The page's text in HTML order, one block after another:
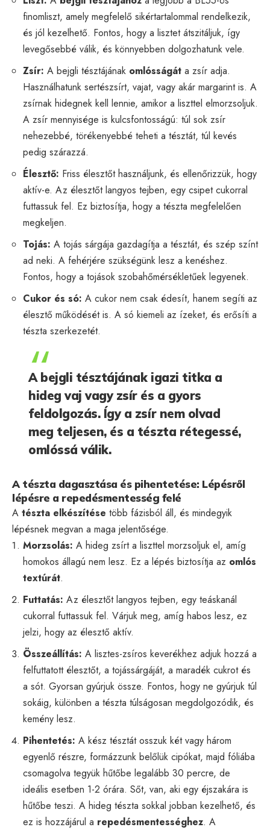
finomliszt, amely megfelelő sikértartalommal rendelkezik,
és jól kezelhető. Fontos, hogy a lisztet átszitáljuk, így
levegősebbé válik, és könnyebben dolgozhatunk vele.
Zsír: A bejgli tésztájának omlósságát a zsír adja.
Használhatunk sertészsírt, vajat, vagy akár margarint is. A
zsírnak hidegnek kell lennie, amikor a liszttel elmorzsoljuk.
A zsír mennyisége is kulcsfontosságú: túl sok zsír
nehezebbé, törékenyebbé teheti a tésztát, túl kevés
pedig szárazzá.
Élesztő: Friss élesztőt használjunk, és ellenőrizzük, hogy
aktív-e. Az élesztőt langyos tejben, egy csipet cukorral
futtassuk fel. Ez biztosítja, hogy a tészta megfelelően
megkeljen.
Tojás: A tojás sárgája gazdagítja a tésztát, és szép színt
ad neki. A fehérjére szükségünk lesz a kenéshez.
Fontos, hogy a tojások szobahőmérsékletűek legyenek.
Cukor és só: A cukor nem csak édesít, hanem segíti az
élesztő működését is. A só kiemeli az ízeket, és erősíti a
tészta szerkezetét.
A bejgli tésztájának igazi titka a
hideg vaj vagy zsír és a gyors
feldolgozás. Így a zsír nem olvad
meg teljesen, és a tészta rétegessé,
omlóssá válik.
A tészta dagasztása és pihentetése: Lépésről
lépésre a repedésmentesség felé
A tészta elkészítése több fázisból áll, és mindegyik
lépésnek megvan a maga jelentősége.
Morzsolás: A hideg zsírt a liszttel morzsoljuk el, amíg
homokos állagú nem lesz. Ez a lépés biztosítja az omlós
textúrát.
Futtatás: Az élesztőt langyos tejben, egy teáskanál
cukorral futtassuk fel. Várjuk meg, amíg habos lesz, ez
jelzi, hogy az élesztő aktív.
Összeállítás: A lisztes-zsíros keverékhez adjuk hozzá a
felfuttatott élesztőt, a tojássárgáját, a maradék cukrot és
a sót. Gyorsan gyúrjuk össze. Fontos, hogy ne gyúrjuk túl
sokáig, különben a tészta túlságosan megdolgozódik, és
kemény lesz.
Pihentetés: A kész tésztát osszuk két vagy három
egyenlő részre, formázzunk belőlük cipókat, majd fóliába
csomagolva tegyük hűtőbe legalább 30 percre, de
ideális esetben 1-2 órára. Sőt, van, aki egy éjszakára is
hűtőbe teszi. A hideg tészta sokkal jobban kezelhető, és
ez is hozzájárul a repedésmentességhez. A